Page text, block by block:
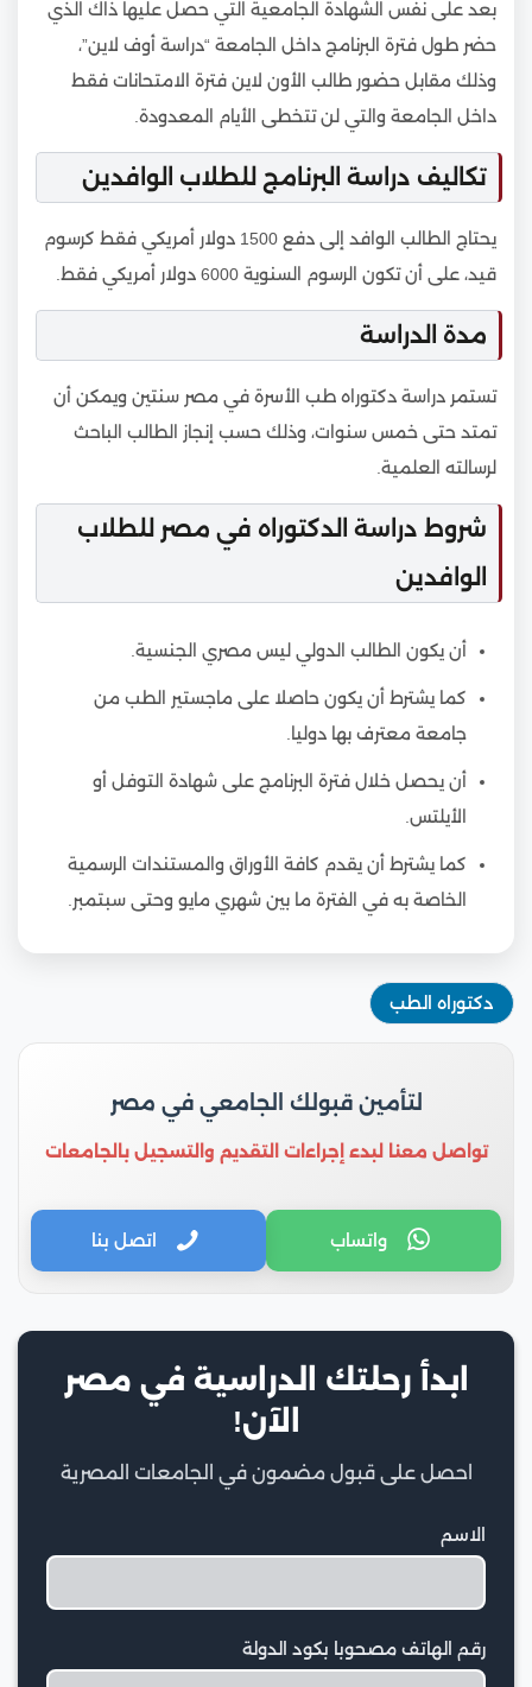
بعد على نفس الشهادة الجامعية التي حصل عليها ذاك الذي
حضر طول فترة البرنامج داخل الجامعة “دراسة أوف لاين”،
وذلك مقابل حضور طالب الأون لاين فترة الامتحانات فقط
داخل الجامعة والتي لن تتخطى الأيام المعدودة.
تكاليف دراسة البرنامج للطلاب الوافدين
يحتاج الطالب الوافد إلى دفع 1500 دولار أمريكي فقط كرسوم
قيد، على أن تكون الرسوم السنوية 6000 دولار أمريكي فقط.
مدة الدراسة
تستمر دراسة دكتوراه طب الأسرة في مصر سنتين ويمكن أن
تمتد حتى خمس سنوات، وذلك حسب إنجاز الطالب الباحث
لرسالته العلمية.
شروط دراسة الدكتوراه في مصر للطلاب
الوافدين
أن يكون الطالب الدولي ليس مصري الجنسية.
كما يشترط أن يكون حاصلا على ماجستير الطب من
جامعة معترف بها دوليا.
أن يحصل خلال فترة البرنامج على شهادة التوفل أو
الأيلتس.
كما يشترط أن يقدم كافة الأوراق والمستندات الرسمية
الخاصة به في الفترة ما بين شهري مايو وحتى سبتمبر.
دكتوراه الطب
لتأمين قبولك الجامعي في مصر
تواصل معنا لبدء إجراءات التقديم والتسجيل بالجامعات
واتساب اتصل بنا
ابدأ رحلتك الدراسية في مصر
الآن!
احصل على قبول مضمون في الجامعات المصرية
الاسم
رقم الهاتف مصحوبا بكود الدولة